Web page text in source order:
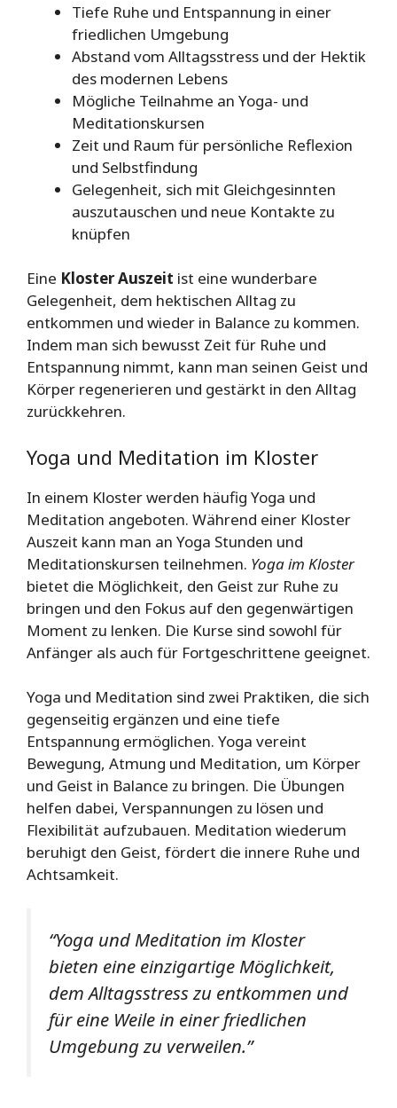
Tiefe Ruhe und Entspannung in einer
friedlichen Umgebung
Abstand vom Alltagsstress und der Hektik
des modernen Lebens
Mögliche Teilnahme an Yoga- und
Meditationskursen
Zeit und Raum für persönliche Reflexion
und Selbstfindung
Gelegenheit, sich mit Gleichgesinnten
auszutauschen und neue Kontakte zu
knüpfen
Eine Kloster Auszeit ist eine wunderbare
Gelegenheit, dem hektischen Alltag zu
entkommen und wieder in Balance zu kommen.
Indem man sich bewusst Zeit für Ruhe und
Entspannung nimmt, kann man seinen Geist und
Körper regenerieren und gestärkt in den Alltag
zurückkehren.
Yoga und Meditation im Kloster
In einem Kloster werden häufig Yoga und
Meditation angeboten. Während einer Kloster
Auszeit kann man an Yoga Stunden und
Meditationskursen teilnehmen. Yoga im Kloster
bietet die Möglichkeit, den Geist zur Ruhe zu
bringen und den Fokus auf den gegenwärtigen
Moment zu lenken. Die Kurse sind sowohl für
Anfänger als auch für Fortgeschrittene geeignet.
Yoga und Meditation sind zwei Praktiken, die sich
gegenseitig ergänzen und eine tiefe
Entspannung ermöglichen. Yoga vereint
Bewegung, Atmung und Meditation, um Körper
und Geist in Balance zu bringen. Die Übungen
helfen dabei, Verspannungen zu lösen und
Flexibilität aufzubauen. Meditation wiederum
beruhigt den Geist, fördert die innere Ruhe und
Achtsamkeit.
“Yoga und Meditation im Kloster
bieten eine einzigartige Möglichkeit,
dem Alltagsstress zu entkommen und
für eine Weile in einer friedlichen
Umgebung zu verweilen.”